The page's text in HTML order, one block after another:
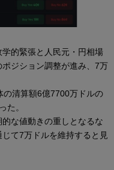
学的緊張と人民元・円相場
ジション調整が進み、7万
の清算額6億7700万ドルの
た。
な値動きの重しとなるな
て7万ドルを維持すると見